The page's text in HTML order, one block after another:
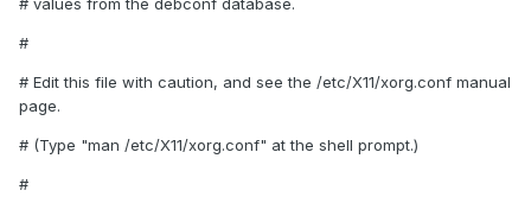
# values from the debconf database.
#
# Edit this file with caution, and see the /etc/X11/xorg.conf manual
page.
# (Type "man /etc/X11/xorg.conf" at the shell prompt.)
#